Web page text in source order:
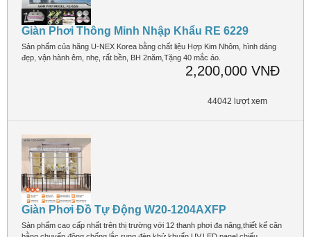
Giàn Phơi Thông Minh Nhập Khẩu RE 6229
Sản phẩm của hãng U-NEX Korea bằng chất liệu Hợp Kim Nhôm, hình dáng
đẹp, vận hành êm, nhẹ, rất bền, BH 2năm,Tặng 40 mắc áo.
2,200,000 VNĐ
44042 lượt xem
Giàn Phơi Đồ Tự Động W20-1204AXFP
Sản phẩm cao cấp nhất trên thị trường với 12 thanh phơi đa năng,thiết kế cân